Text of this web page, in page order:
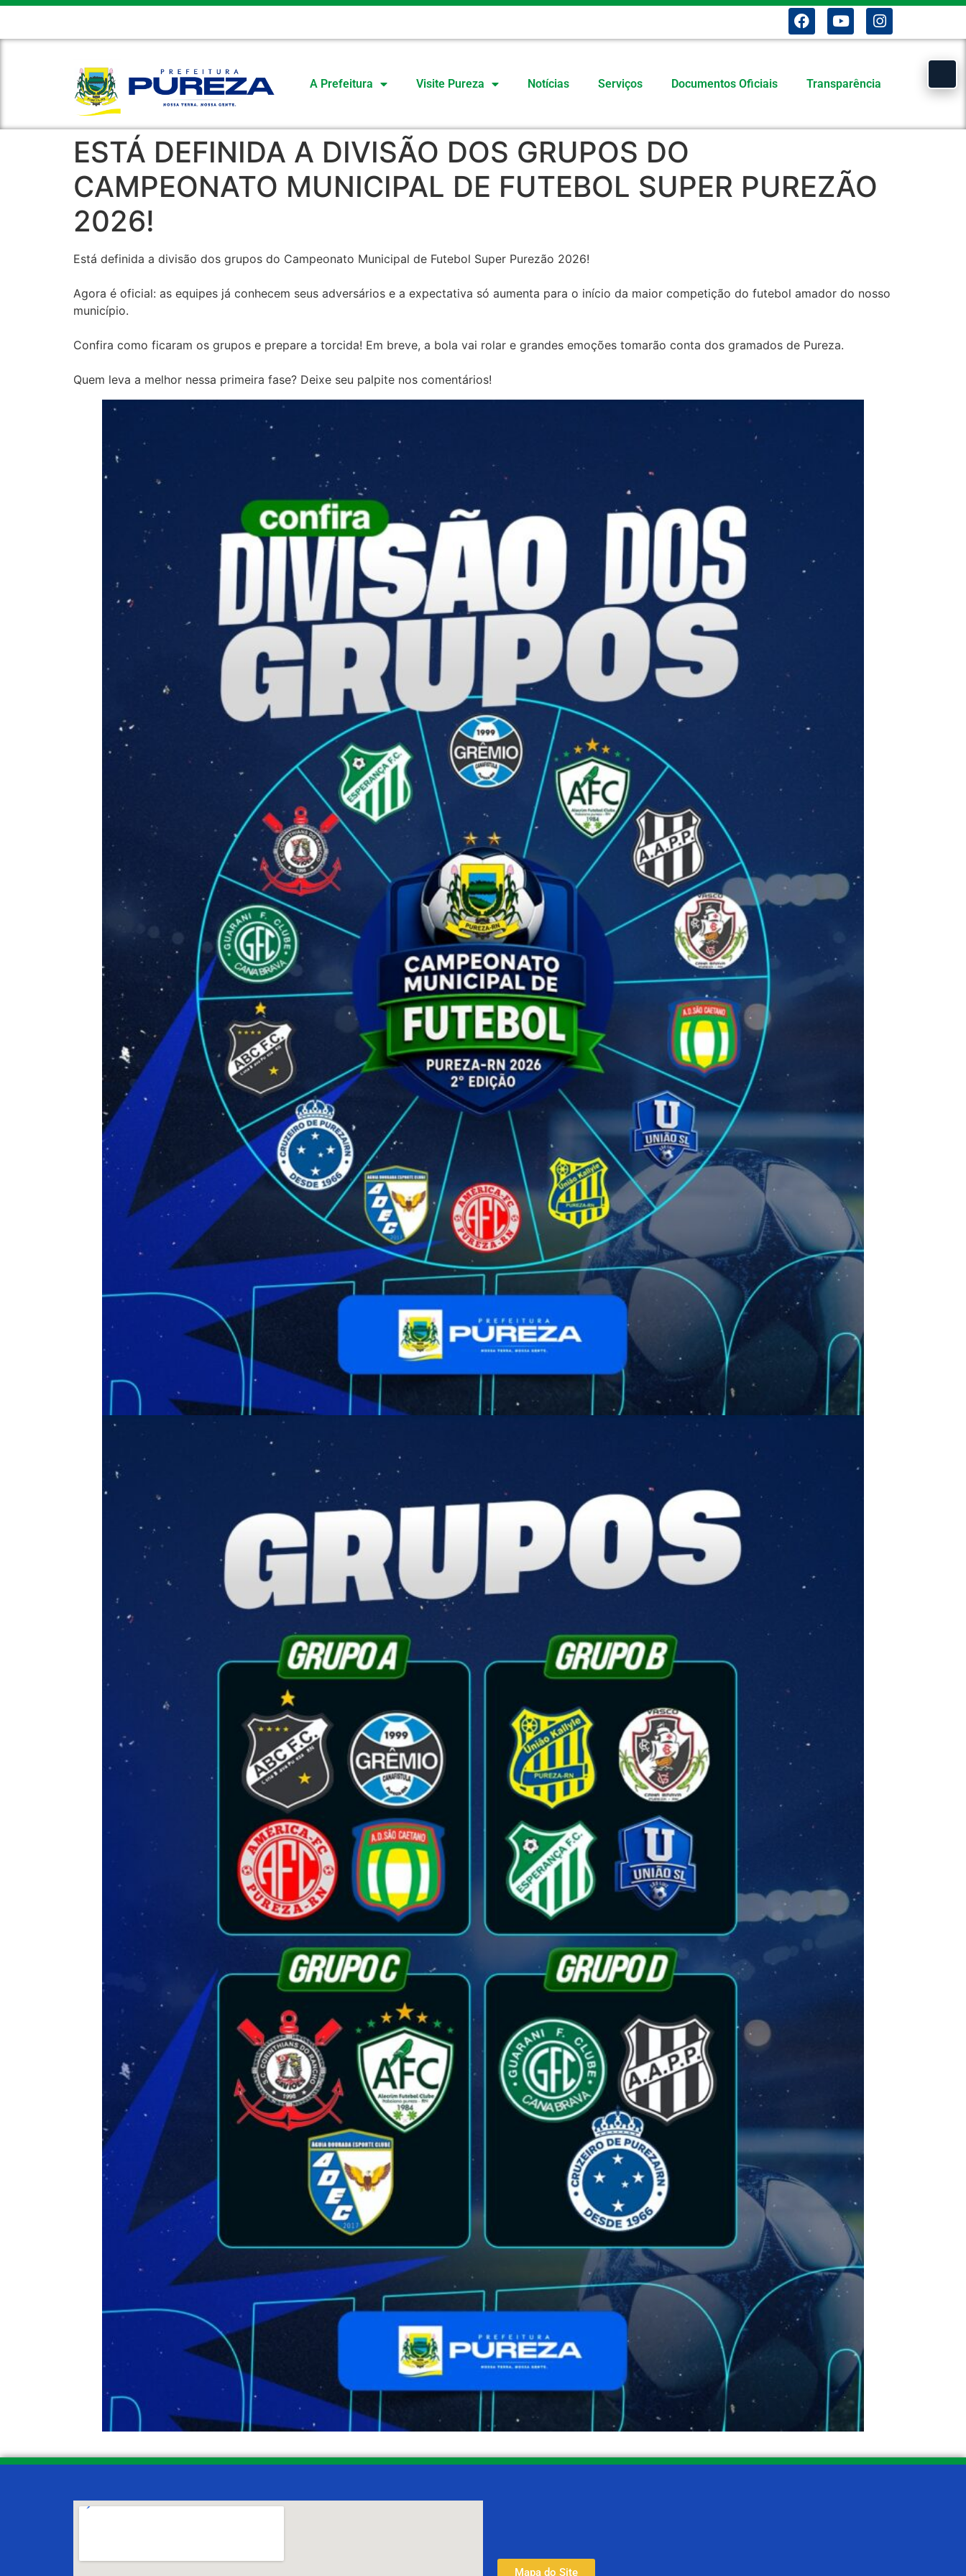
A Prefeitura Visite Pureza Notícias Serviços Documentos Oficiais Transparência
ESTÁ DEFINIDA A DIVISÃO DOS GRUPOS DO
CAMPEONATO MUNICIPAL DE FUTEBOL SUPER PUREZÃO
2026!
Está definida a divisão dos grupos do Campeonato Municipal de Futebol Super Purezão 2026!
Agora é oficial: as equipes já conhecem seus adversários e a expectativa só aumenta para o início da maior competição do futebol amador do nosso
município.
Confira como ficaram os grupos e prepare a torcida! Em breve, a bola vai rolar e grandes emoções tomarão conta dos gramados de Pureza.
Quem leva a melhor nessa primeira fase? Deixe seu palpite nos comentários!
Mapa do Site